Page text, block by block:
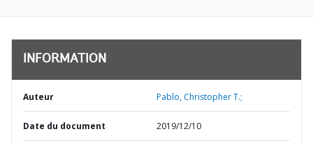
INFORMATION
Auteur Pablo, Christopher T.;
Date du document 2019/12/10